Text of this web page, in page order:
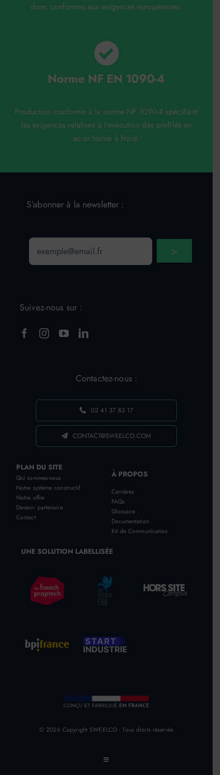
donc conformes aux exigences européennes.
Norme NF EN 1090-4
Production conforme à la norme NF 1090-4 spécifiant
les exigences relatives à l’exécution des profilés en
acier formé à froid.
S’abonner à la newsletter :
Email
>
Suivez-nous sur :
Contactez-nous :
02 41 37 83 17
CONTACT@SWEELCO.COM
PLAN DU SITE
Qui sommes-nous
Notre système constructif
Notre offre
Devenir partenaire
Contact
À PROPOS
Carrières
FAQs
Glossaire
Documentation
Kit de Communication
UNE SOLUTION LABELLISÉE
© 2026 Copyright SWEELCO - Tous droits réservés
Toggle